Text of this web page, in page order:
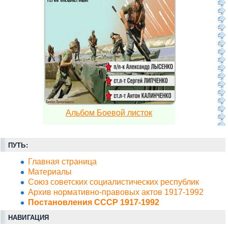
Альбом Боевой листок
ПУТЬ:
Главная страница
Материалы
Союз советских социалистических республик
Архив нормативно-правовых актов 1917-1992
Постановления СССР 1917-1992
НАВИГАЦИЯ